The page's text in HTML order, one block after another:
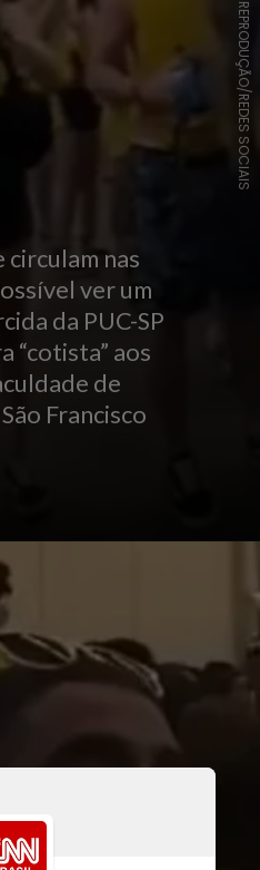
circulam nas
ver um
da PUC-SP
“cotista” aos
de
Francisco
REPRODUÇÃO/REDES SOCIAIS